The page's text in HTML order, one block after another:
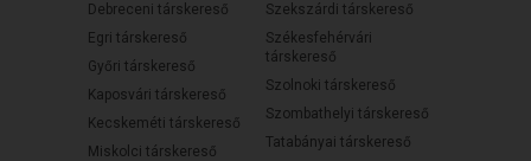
Debreceni társkereső
Egri társkereső
Győri társkereső
Kaposvári társkereső
Kecskeméti társkereső
Miskolci társkereső
Szekszárdi társkereső
Székesfehérvári
társkereső
Szolnoki társkereső
Szombathelyi társkereső
Tatabányai társkereső